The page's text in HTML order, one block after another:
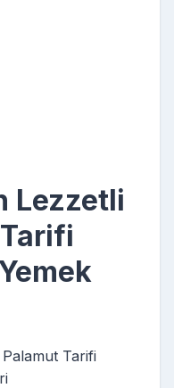
Lezzetli
Tarifi